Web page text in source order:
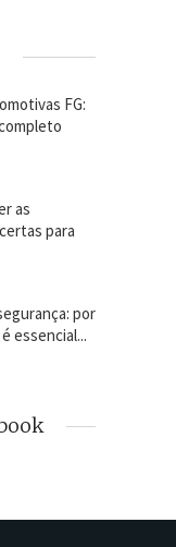
FG:
as
para
por
essencial...